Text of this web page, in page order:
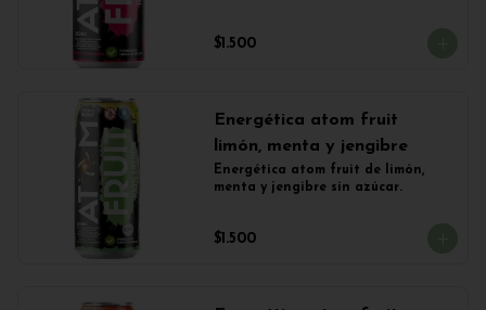
$1.500
Energética atom fruit
limón, menta y jengibre
Energética atom fruit de limón,
menta y jengibre sin azúcar.
$1.500